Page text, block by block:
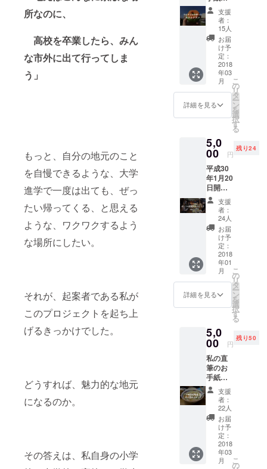
所なのに、
高校を卒業したら、みん
な市外に出て行ってしま
う」
もっと、自分の地元のこと
を自慢できるような、大学
進学で一度は出ても、ぜっ
たい帰ってくる、と思える
ような、ワクワクするよう
な場所にしたい。
それが、起案者である私が
このプロジェクトを起ち上
げるきっかけでした。
どうすれば、魅力的な地元
になるのか。
その答えは、私自身の小学
ン
「greenz.jp
」のライ
ター、地域
口コミ情報
サイト「Ｋ
ＩＴＯＮＡ
集長などを
お送り
しま
す。 今
治タオ
ルを
使った
「みか
んタオ
ル」を
お送り
しま
す。こ
のタオ
幡浜高
等学校
商業研
究部と
タニグ
チ刺繍
と今治
七福タ
オルが
コラボ
して誕
生した
オリジ
ナル商
品。特
徴は今
治タオ
加え、
みかん
らしさ
を出す
ために
みかん
のヘタ
をモ
チーフ
とした
立体刺
繍で
す。
（参
考）
支援
者：
15人
お届
け予
定：
2018
年03
月
詳細を見る
こ
の
リ
タ
ー
ン
を
選
択
す
る
5,0
00 円
残り24
平成30
年1月20
日開催
（17
時〜予
定）の
オープ
ニング
イベン
トにご
招待し
ます。
ゲスト
トー
ク・交
流会す
ご参加
いただ
けま
す。
オープ
ニング
イベン
トに参
加希望
の方は
こちら
からお
申込く
ださ
い。定
支援
者：
24人
お届
け予
定：
2018
年01
月
詳細を見る
こ
の
リ
タ
ー
ン
を
選
択
す
る
5,0
00 円
残り50
私の直
筆のお
手紙を
お送り
しま
す。生
ものを
除く八
幡浜な
らでは
の特産
品の詰
支援
者：
22人
お届
け予
定：
2018
年03
月
こ
の